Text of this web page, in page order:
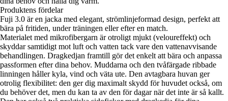
Produktens fördelar
Fuji 3.0 är en jacka med elegant, strömlinjeformad design, perfekt att
bära på fritiden, under träningen eller efter en match.
Materialet med mikrofibergarn är otroligt mjukt (veloureffekt) och
skyddar samtidigt mot luft och vatten tack vare den vattenavvisande
behandlingen. Dragkedjan framtill gör det enkelt att bära och anpassa
passformen efter dina behov. Muddarna och den tvåfärgade ribbade
linningen håller kyla, vind och väta ute. Den avtagbara huvan ger
otrolig flexibilitet: den ger dig maximalt skydd för huvudet också, om
du behöver det, men du kan ta av den för dagar när det inte är så kallt.